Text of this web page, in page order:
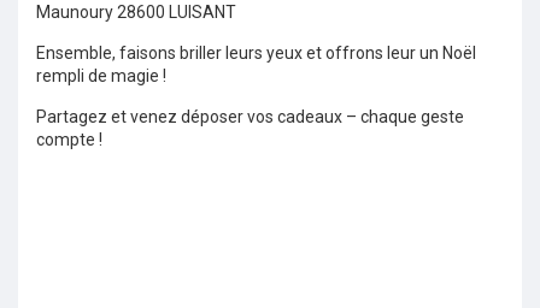
Maunoury 28600 LUISANT
Ensemble, faisons briller leurs yeux et offrons leur un Noël
rempli de magie !
Partagez et venez déposer vos cadeaux – chaque geste
compte !